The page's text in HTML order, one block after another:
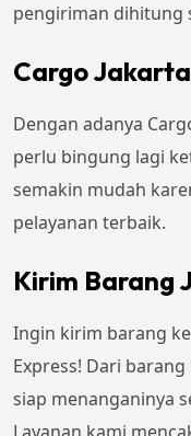
pengiriman dihitung
Cargo
Dengan adanya
perlu bingung lagi
semakin mudah
pelayanan terbaik.
Kirim Barang
Ingin kirim barang ke
Express! Dari
siap menanganinya